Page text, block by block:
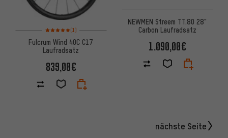
Bewertungen: 5 von 5 basierend auf 1 Bewertungen
(1)
Fulcrum Wind 40C C17
Laufradsatz
839,00€
NEWMEN Streem TT.80 28"
Carbon Laufradsatz
1.090,00€
nächste Seite